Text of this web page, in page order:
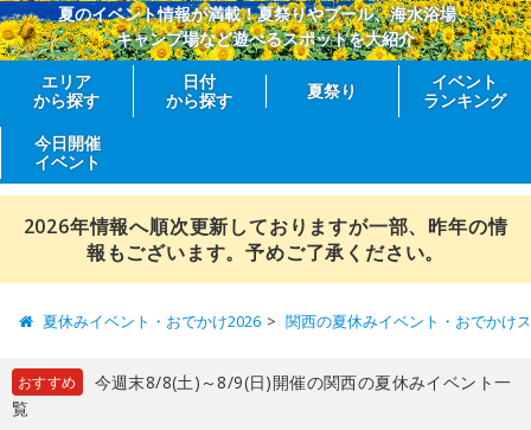
夏のイベント情報が満載！夏祭りやプール、海水浴場、
キャンプ場など遊べるスポットを大紹介
エリア
から探す
日付
から探す
夏祭り
イベント
ランキング
今日開催
イベント
2026年情報へ順次更新しておりますが一部、昨年の情
報もございます。予めご了承ください。
夏休みイベント・おでかけ2026 関西の夏休みイベント・おでかけ
おすすめ
今週末8/8(土)～8/9(日)開催の関西の夏休みイベント一
覧